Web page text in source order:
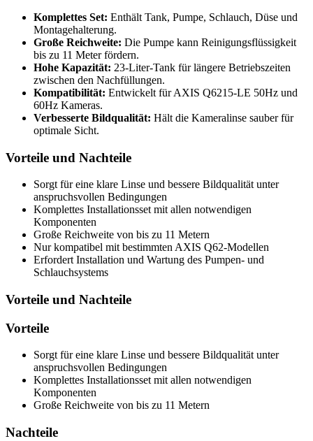
Komplettes Set: Enthält Tank, Pumpe, Schlauch, Düse und
Montagehalterung.
Große Reichweite: Die Pumpe kann Reinigungsflüssigkeit
bis zu 11 Meter fördern.
Hohe Kapazität: 23-Liter-Tank für längere Betriebszeiten
zwischen den Nachfüllungen.
Kompatibilität: Entwickelt für AXIS Q6215-LE 50Hz und
60Hz Kameras.
Verbesserte Bildqualität: Hält die Kameralinse sauber für
optimale Sicht.
Vorteile und Nachteile
Sorgt für eine klare Linse und bessere Bildqualität unter
anspruchsvollen Bedingungen
Komplettes Installationsset mit allen notwendigen
Komponenten
Große Reichweite von bis zu 11 Metern
Nur kompatibel mit bestimmten AXIS Q62-Modellen
Erfordert Installation und Wartung des Pumpen- und
Schlauchsystems
Vorteile und Nachteile
Vorteile
Sorgt für eine klare Linse und bessere Bildqualität unter
anspruchsvollen Bedingungen
Komplettes Installationsset mit allen notwendigen
Komponenten
Große Reichweite von bis zu 11 Metern
Nachteile